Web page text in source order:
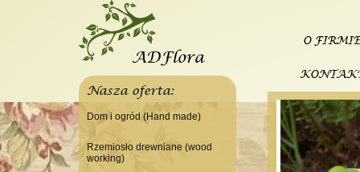
Nasza oferta:
Dom i ogród (Hand made)
Świeczniki
Tace
Rzemiosło drewniane (wood
working)
O